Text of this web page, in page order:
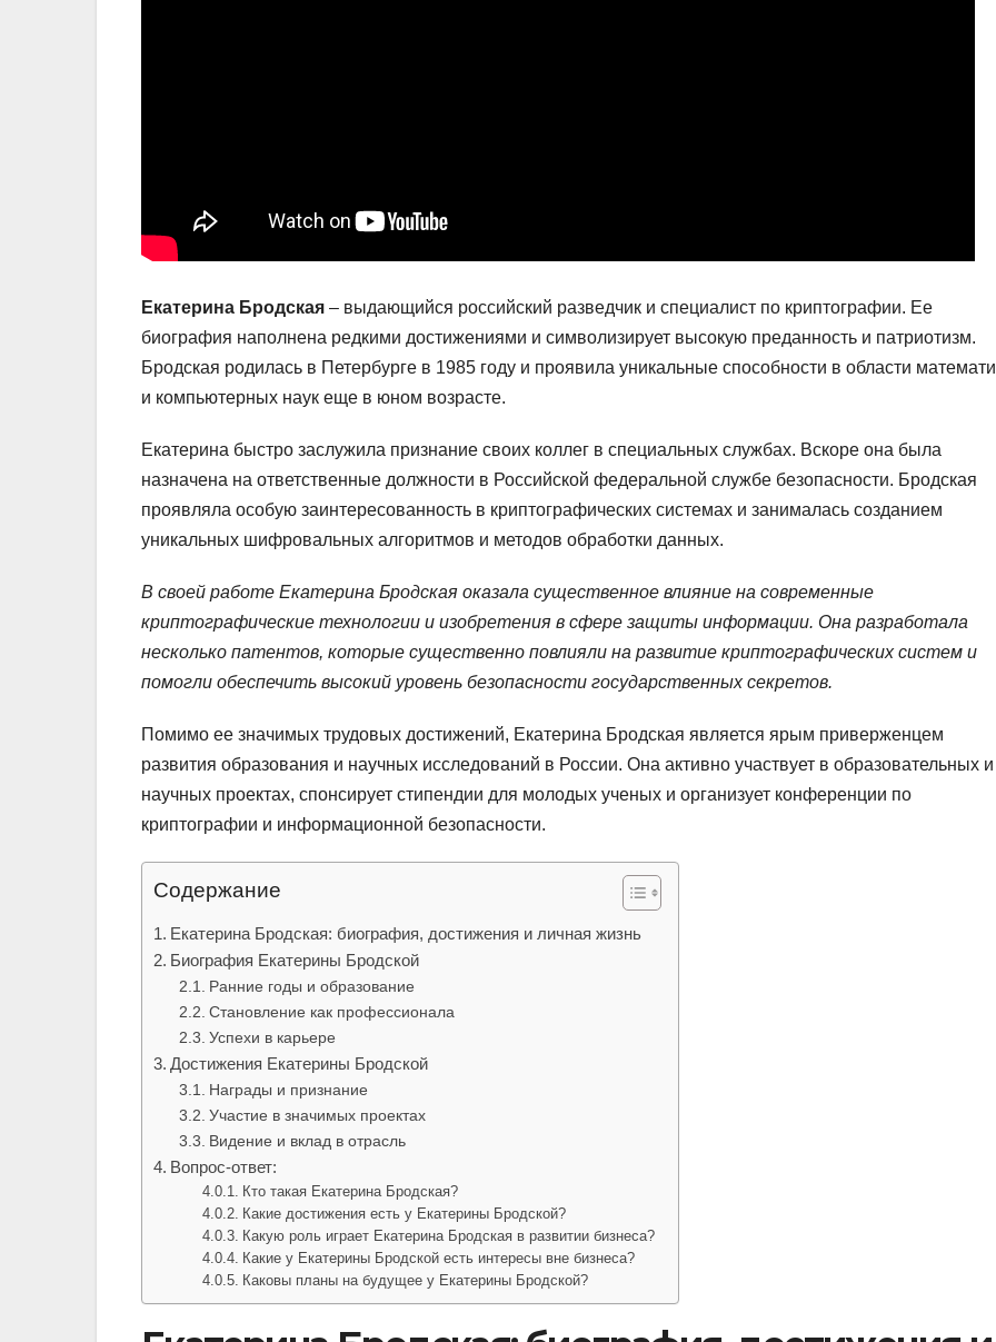
Екатерина Бродская – выдающийся российский разведчик и специалист по криптографии. Ее
биография наполнена редкими достижениями и символизирует высокую преданность и патриотизм.
Бродская родилась в Петербурге в 1985 году и проявила уникальные способности в области
и компьютерных наук еще в юном возрасте.
Екатерина быстро заслужила признание своих коллег в специальных службах. Вскоре она была
назначена на ответственные должности в Российской федеральной службе безопасности. Бродская
проявляла особую заинтересованность в криптографических системах и занималась созданием
уникальных шифровальных алгоритмов и методов обработки данных.
В своей работе Екатерина Бродская оказала существенное влияние на современные
криптографические технологии и изобретения в сфере защиты информации. Она разработала
несколько патентов, которые существенно повлияли на развитие криптографических систем и
помогли обеспечить высокий уровень безопасности государственных секретов.
Помимо ее значимых трудовых достижений, Екатерина Бродская является ярым приверженцем
развития образования и научных исследований в России. Она активно участвует в образовательных и
научных проектах, спонсирует стипендии для молодых ученых и организует конференции по
криптографии и информационной безопасности.
Содержание
Екатерина Бродская: биография, достижения и личная жизнь
Биография Екатерины Бродской
Ранние годы и образование
Становление как профессионала
Успехи в карьере
Достижения Екатерины Бродской
Награды и признание
Участие в значимых проектах
Видение и вклад в отрасль
Вопрос-ответ:
Кто такая Екатерина Бродская?
Какие достижения есть у Екатерины Бродской?
Какую роль играет Екатерина Бродская в развитии бизнеса?
Какие у Екатерины Бродской есть интересы вне бизнеса?
Каковы планы на будущее у Екатерины Бродской?